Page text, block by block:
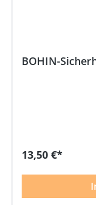
BOHIN-
13,50 €*